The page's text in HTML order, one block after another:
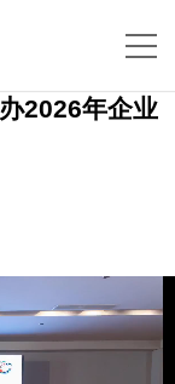
2026年企业